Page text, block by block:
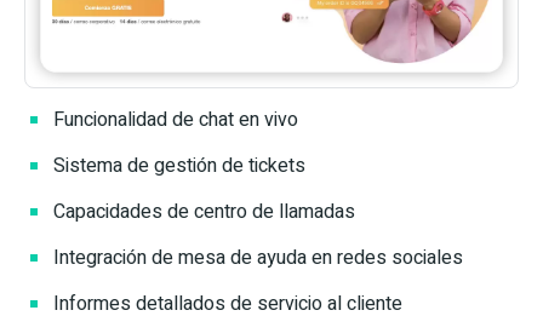
Funcionalidad de chat en vivo
Sistema de gestión de tickets
Capacidades de centro de llamadas
Integración de mesa de ayuda en redes sociales
Informes detallados de servicio al cliente